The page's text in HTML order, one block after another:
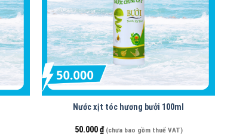
Nước xịt tóc hương bưởi 100ml
50.000₫ (chưa bao gồm thuế VAT)